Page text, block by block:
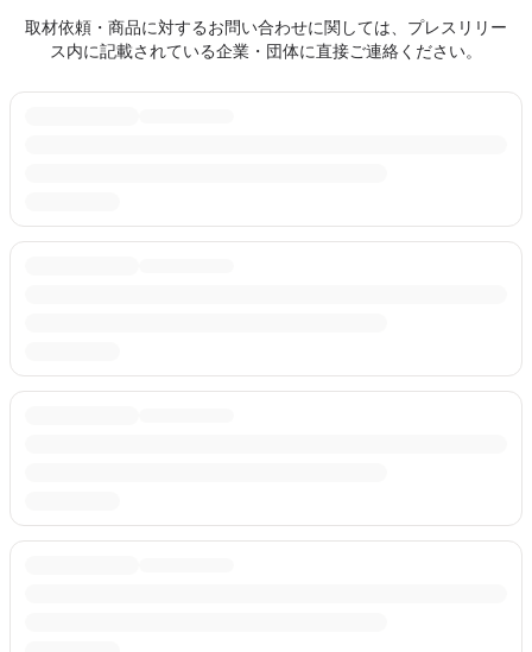
取材依頼・商品に対するお問い合わせに関しては、プレスリリー
ス内に記載されている企業・団体に直接ご連絡ください。